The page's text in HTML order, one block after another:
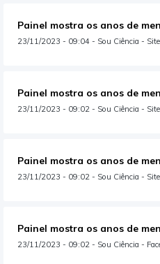
Painel mostra os anos de
23/11/2023 - 09:04 - Sou Ciência - Site
Painel mostra os anos de
23/11/2023 - 09:02 - Sou Ciência -
Painel mostra os anos de
23/11/2023 - 09:02 - Sou Ciência -
Painel mostra os anos de
23/11/2023 - 09:02 - Sou Ciência -